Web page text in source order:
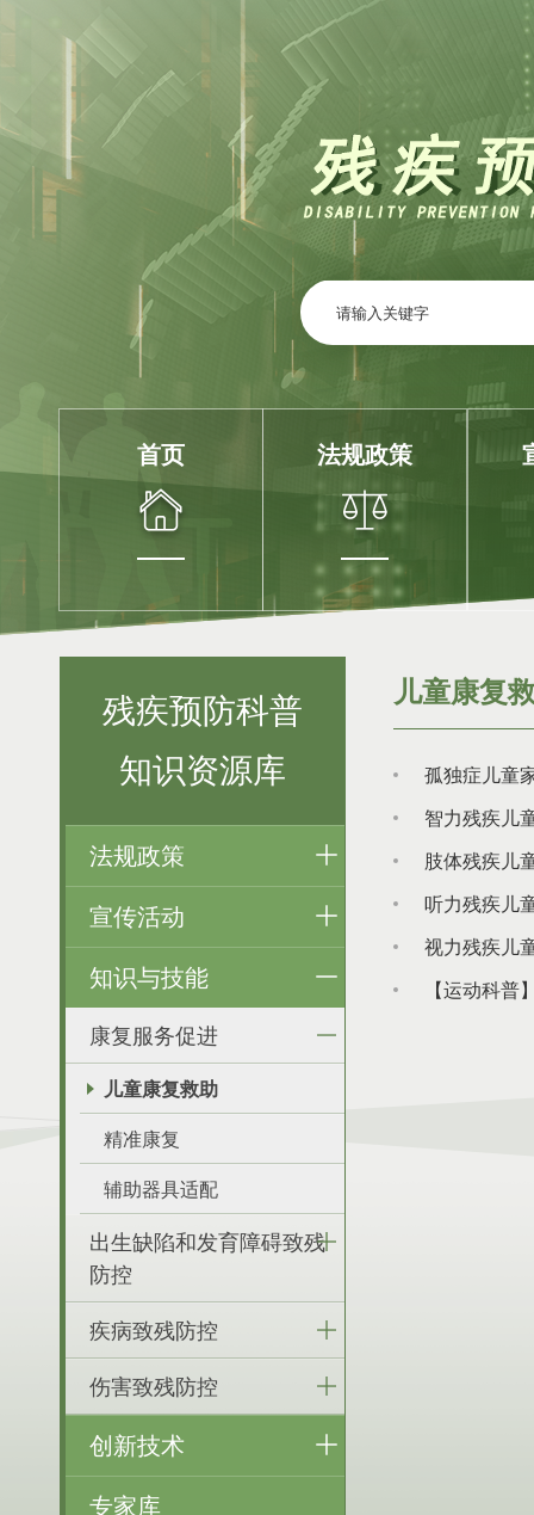
首页 法规政策
残疾预防科普
知识资源库
法规政策
宣传活动
知识与技能
康复服务促进
儿童康复救助
精准康复
辅助器具适配
出生缺陷和发育障碍致残
防控
疾病致残防控
伤害致残防控
创新技术
专家库
儿童康复
孤独症儿童
智力残疾儿
肢体残疾儿
听力残疾儿
视力残疾儿
【运动科普